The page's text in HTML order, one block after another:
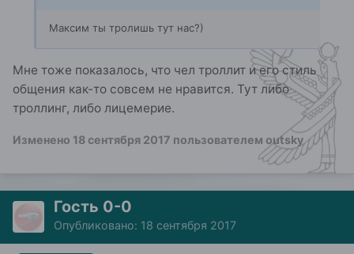
Максим ты тролишь тут нас?)
Мне тоже показалось, что чел троллит и его стиль
общения как-то совсем не нравится. Тут либо
троллинг, либо лицемерие.
Изменено 18 сентября 2017 пользователем outsky
Гость 0-0
Опубликовано: 18 сентября 2017